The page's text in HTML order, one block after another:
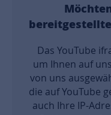
Das YouTube
um Ihnen auf
von uns
die auf YouTube
auch Ihre IP-